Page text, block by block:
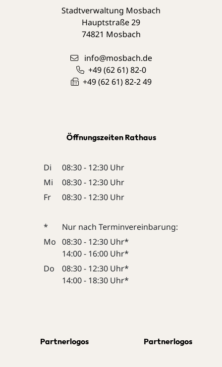
Stadtverwaltung Mosbach
Hauptstraße 29
74821 Mosbach
info@mosbach.de
+49 (62 61) 82-0
+49 (62 61) 82-2 49
Öffnungszeiten Rathaus
Di
08:30 - 12:30 Uhr
Mi
08:30 - 12:30 Uhr
Fr
08:30 - 12:30 Uhr
*
Nur nach Terminvereinbarung:
Mo 08:30 - 12:30 Uhr*
14:00 - 16:00 Uhr*
Do
08:30 - 12:30 Uhr*
14:00 - 18:30 Uhr*
Partnerlogos Partnerlogos